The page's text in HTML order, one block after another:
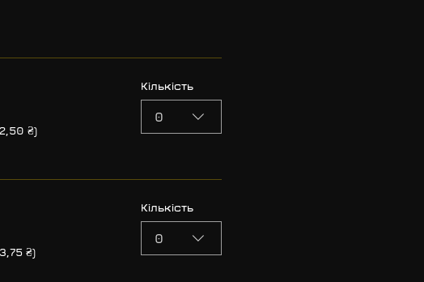
₴)
Кількість
0
₴)
Кількість
0